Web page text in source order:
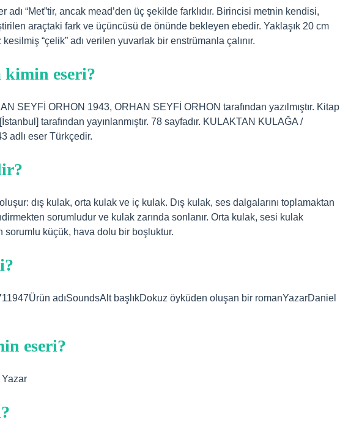
“Met”tir, ancak mead’den üç şekilde farklıdır. Birincisi metnin kendisi,
araçtaki fark ve üçüncüsü de önünde bekleyen ebedir. Yaklaşık 20 cm
“çelik” adı verilen yuvarlak bir enstrümanla çalınır.
eseri?
SEYFİ ORHON 1943, ORHAN SEYFİ ORHON tarafından yazılmıştır. Kitap
tarafından yayınlanmıştır. 78 sayfadır. KULAKTAN KULAĞA /
adlı eser Türkçedir.
dış kulak, orta kulak ve iç kulak. Dış kulak, ses dalgalarını toplamaktan
sorumludur ve kulak zarında sonlanır. Orta kulak, sesi kulak
sorumlu küçük, hava dolu bir boşluktur.
adıSoundsAlt başlıkDokuz öyküden oluşan bir romanYazarDaniel
eseri?